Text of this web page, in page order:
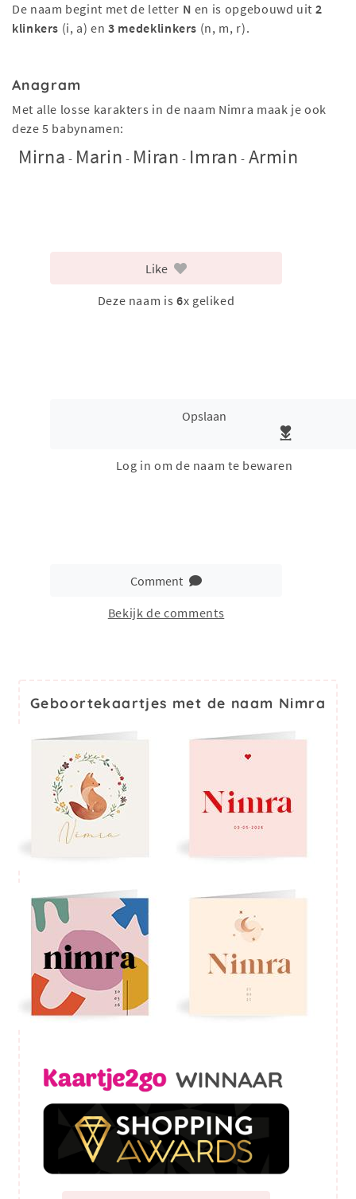
De naam begint met de letter N en is opgebouwd uit 2
klinkers (i, a) en3 medeklinkers (n, m, r).
Anagram
Met alle losse karakters in de naam Nimra maak je ook
deze 5 babynamen:
Mirna - Marin - Miran - Imran - Armin
Like
Deze naam is 6x geliked
Opslaan
Log in om de naam te bewaren
Comment
Bekijk de comments
Geboortekaartjes met de naam Nimra